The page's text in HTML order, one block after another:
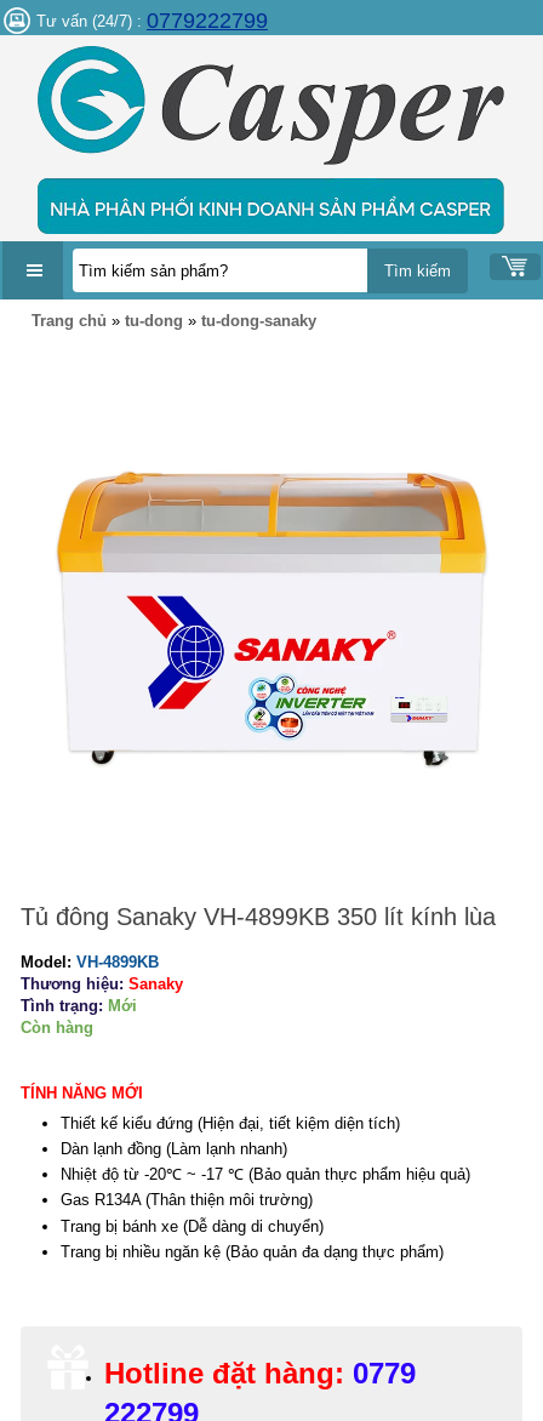
Tư vấn (24/7) : 0779222799
DANH
Trang chủ » tu-dong » tu-dong-sanaky
Tủ đông Sanaky VH-4899KB 350 lít kính lùa
Model: VH-4899KB
Thương hiệu: Sanaky
Tình trạng: Mới
Còn hàng
TÍNH NĂNG MỚI
Thiết kế kiểu đứng (Hiện đại, tiết kiệm diện tích)
Dàn lạnh đồng (Làm lạnh nhanh)
Nhiệt độ từ -20℃ ~ -17 ℃ (Bảo quản thực phẩm hiệu quả)
Gas R134A (Thân thiện môi trường)
Trang bị bánh xe (Dễ dàng di chuyển)
Trang bị nhiều ngăn kệ (Bảo quản đa dạng thực phẩm)
Hotline đặt hàng: 0779
222799